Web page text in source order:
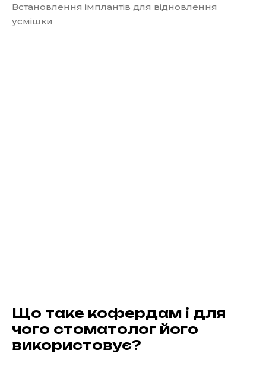
Встановлення імплантів для відновлення
усмішки
Що таке кофердам і для
чого стоматолог його
використовує?